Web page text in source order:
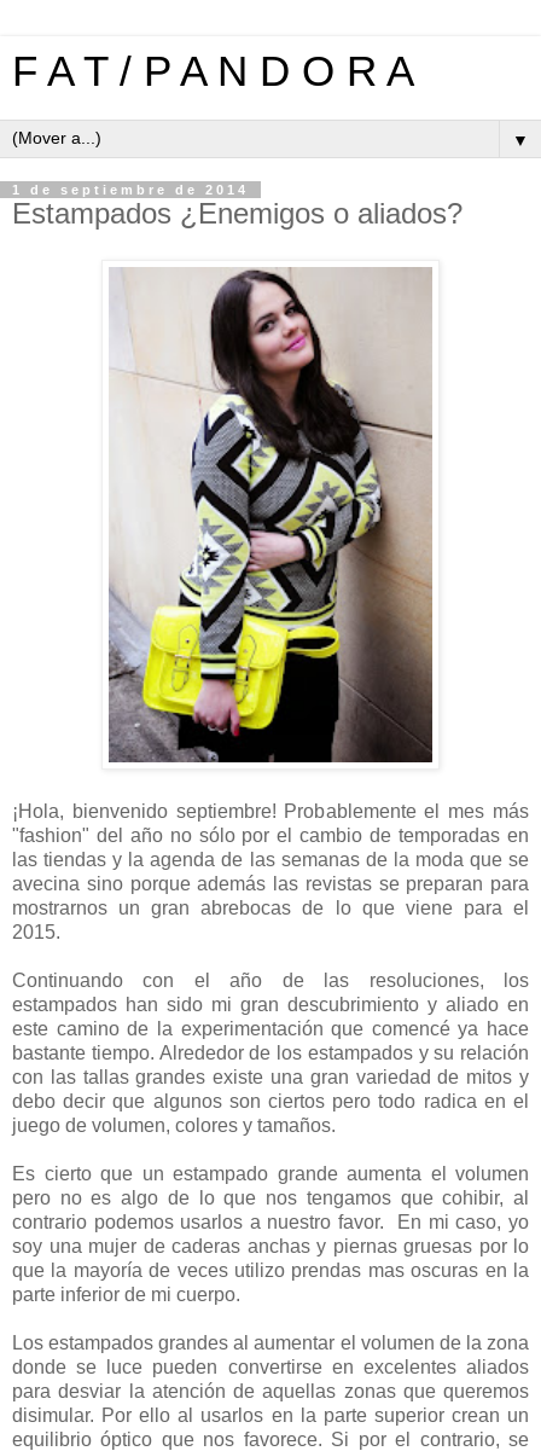
F A T / P A N D O R A
▼
1 de septiembre de 2014
Estampados ¿Enemigos o aliados?
¡Hola, bienvenido septiembre! Probablemente el mes más
"fashion" del año no sólo por el cambio de temporadas en
las tiendas y la agenda de las semanas de la moda que se
avecina sino porque además las revistas se preparan para
mostrarnos un gran abrebocas de lo que viene para el
2015.
Continuando con el año de las resoluciones, los
estampados han sido mi gran descubrimiento y aliado en
este camino de la experimentación que comencé ya hace
bastante tiempo. Alrededor de los estampados y su relación
con las tallas grandes existe una gran variedad de mitos y
debo decir que algunos son ciertos pero todo radica en el
juego de volumen, colores y tamaños.
Es cierto que un estampado grande aumenta el volumen
pero no es algo de lo que nos tengamos que cohibir, al
contrario podemos usarlos a nuestro favor. En mi caso, yo
soy una mujer de caderas anchas y piernas gruesas por lo
que la mayoría de veces utilizo prendas mas oscuras en la
parte inferior de mi cuerpo.
Los estampados grandes al aumentar el volumen de la zona
donde se luce pueden convertirse en excelentes aliados
para desviar la atención de aquellas zonas que queremos
disimular. Por ello al usarlos en la parte superior crean un
equilibrio óptico que nos favorece. Si por el contrario, se